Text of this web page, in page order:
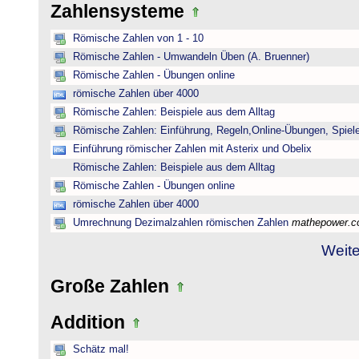
Zahlensysteme
Römische Zahlen von 1 - 10
Römische Zahlen - Umwandeln Üben (A. Bruenner)
Römische Zahlen - Übungen online
römische Zahlen über 4000
Römische Zahlen: Beispiele aus dem Alltag
Römische Zahlen: Einführung, Regeln,Online-Übungen,
Einführung römischer Zahlen mit Asterix und Obelix
Römische Zahlen: Beispiele aus dem Alltag
Römische Zahlen - Übungen online
römische Zahlen über 4000
Umrechnung Dezimalzahlen römischen Zahlen
Große Zahlen
Addition
Schätz mal!